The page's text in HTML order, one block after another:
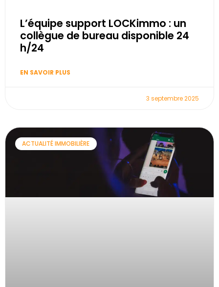
L’équipe support LOCKimmo : un
collègue de bureau disponible 24
h/24
EN SAVOIR PLUS
3 septembre 2025
ACTUALITÉ IMMOBILIÈRE